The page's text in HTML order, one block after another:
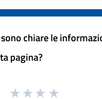
chiare le
pagina?